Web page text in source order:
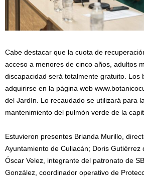
Cabe destacar que la cuota de
acceso a menores de cinco años, adultos
discapacidad será totalmente gratuito. Los
adquirirse en la página web
del Jardín. Lo recaudado se utilizará para
mantenimiento del pulmón verde de la
Estuvieron presentes Brianda Murillo,
Ayuntamiento de Culiacán; Doris Gutiérrez
Óscar Velez, integrante del patronato de
González, coordinador operativo de